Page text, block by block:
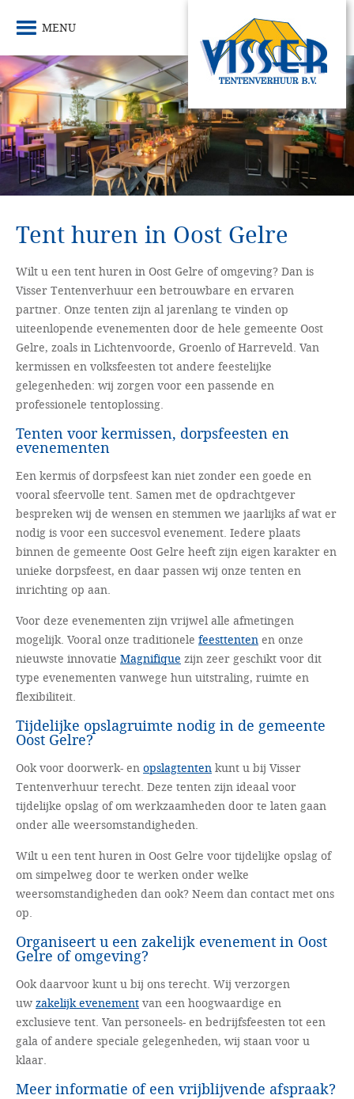
Tent huren in Oost Gelre
Wilt u een tent huren in Oost Gelre of omgeving? Dan is
Visser Tentenverhuur een betrouwbare en ervaren
partner. Onze tenten zijn al jarenlang te vinden op
uiteenlopende evenementen door de hele gemeente Oost
Gelre, zoals in Lichtenvoorde, Groenlo of Harreveld. Van
kermissen en volksfeesten tot andere feestelijke
gelegenheden: wij zorgen voor een passende en
professionele tentoplossing.
Tenten voor kermissen, dorpsfeesten en
evenementen
Een kermis of dorpsfeest kan niet zonder een goede en
vooral sfeervolle tent. Samen met de opdrachtgever
bespreken wij de wensen en stemmen we jaarlijks af wat er
nodig is voor een succesvol evenement. Iedere plaats
binnen de gemeente Oost Gelre heeft zijn eigen karakter en
unieke dorpsfeest, en daar passen wij onze tenten en
inrichting op aan.
Voor deze evenementen zijn vrijwel alle afmetingen
mogelijk. Vooral onze traditionele feesttenten en onze
nieuwste innovatie Magnifique zijn zeer geschikt voor dit
type evenementen vanwege hun uitstraling, ruimte en
flexibiliteit.
Tijdelijke opslagruimte nodig in de gemeente
Oost Gelre?
Ook voor doorwerk- en opslagtenten kunt u bij Visser
Tentenverhuur terecht. Deze tenten zijn ideaal voor
tijdelijke opslag of om werkzaamheden door te laten gaan
onder alle weersomstandigheden.
Wilt u een tent huren in Oost Gelre voor tijdelijke opslag of
om simpelweg door te werken onder welke
weersomstandigheden dan ook? Neem dan contact met ons
op.
Organiseert u een zakelijk evenement in Oost
Gelre of omgeving?
Ook daarvoor kunt u bij ons terecht. Wij verzorgen
uw zakelijk evenementvan een hoogwaardige en
exclusieve tent. Van personeels- en bedrijfsfeesten tot een
gala of andere speciale gelegenheden, wij staan voor u
klaar.
Meer informatie of een vrijblijvende afspraak?
MENU